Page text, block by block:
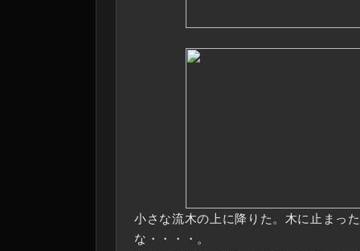
小さな流木の上に降りた。木に止まっ
な・・・・。